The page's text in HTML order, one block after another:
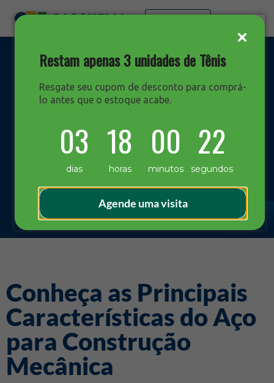
Restam apenas 3 unidades de Tênis
Resgate seu cupom de desconto para comprá-
lo antes que o estoque acabe.
03
dias
18
horas
00
minutos
22
segundos
Agende uma visita
Blog Sacchelli
Conheça as Principais
Características do Aço
para Construção
Mecânica